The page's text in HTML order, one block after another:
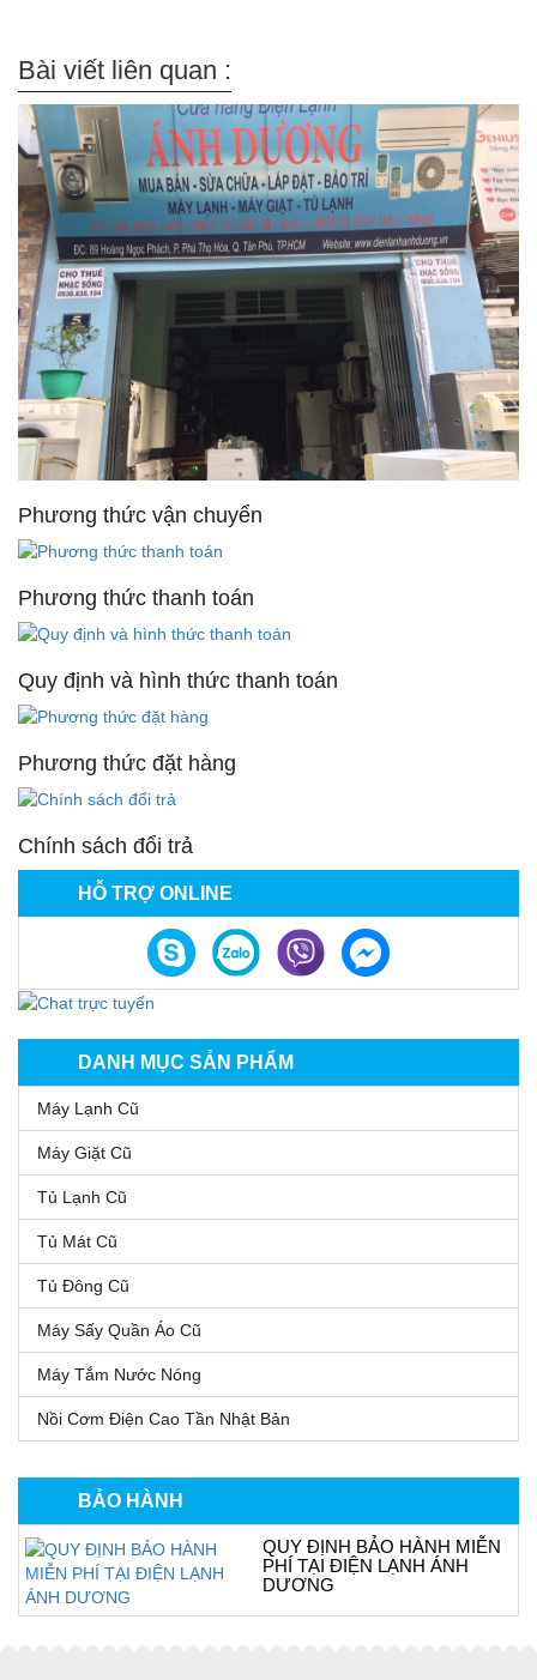
HỖ TRỢ ONLINE
DANH MỤC SẢN PHẨM
Máy Lạnh Cũ
Máy Giặt Cũ
Tủ Lạnh Cũ
Tủ Mát Cũ
Tủ Đông Cũ
Máy Sấy Quần Áo Cũ
Máy Tắm Nước Nóng
Nồi Cơm Điện Cao Tần Nhật Bản
BẢO HÀNH
QUY ĐỊNH BẢO HÀNH MIỄN
PHÍ TẠI ĐIỆN LẠNH ÁNH
DƯƠNG
Bài viết liên quan :
Phương thức vận chuyển
Phương thức thanh toán
Quy định và hình thức thanh toán
Phương thức đặt hàng
Chính sách đổi trả